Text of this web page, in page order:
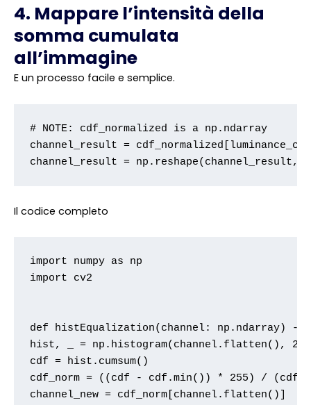
4. Mappare l’intensità della
somma cumulata
all’immagine
E un processo facile e semplice.
# NOTE: cdf_normalized is a np.ndarray
channel_result =
channel_result = np.reshape(channel_result,
Il codice completo
import numpy as np
import cv2
def histEqualization(channel: np.ndarray) ->
hist, _ = np.histogram(channel.flatten(),
cdf = hist.cumsum()
cdf_norm = ((cdf - cdf.min()) * 255) /
channel_new = cdf_norm[channel.flatten()]